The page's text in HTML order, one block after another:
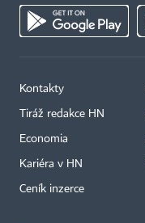
Kontakty
Tiráž redakce HN
Economia
Kariéra v HN
Ceník inzerce